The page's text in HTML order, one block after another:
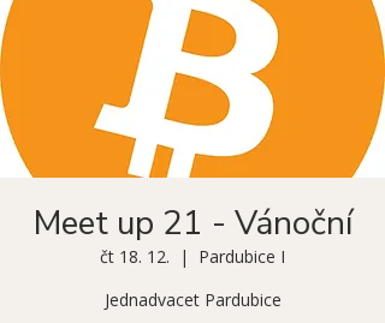
Meet up 21 - Vánoční
čt 18. 12.
  |
Pardubice I
Jednadvacet Pardubice